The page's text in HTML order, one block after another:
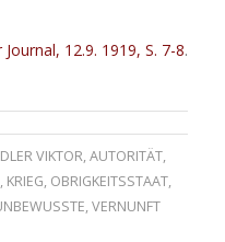
12.9. 1919, S. 7-8.
VIKTOR,AUTORITÄT,
, KRIEG, OBRIGKEITSSTAAT,
, VERNUNFT